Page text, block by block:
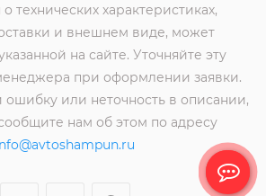
технических характеристиках,
и внешнем виде, может
на сайте. Уточняйте эту
при оформлении заявки.
ошибку или неточность в описании,
нам об этом по адресу